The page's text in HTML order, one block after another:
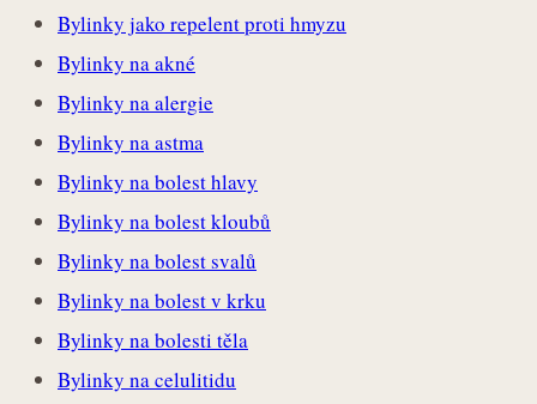
Bylinky jako repelent proti hmyzu
Bylinky na akné
Bylinky na alergie
Bylinky na astma
Bylinky na bolest hlavy
Bylinky na bolest kloubů
Bylinky na bolest svalů
Bylinky na bolest v krku
Bylinky na bolesti těla
Bylinky na celulitidu